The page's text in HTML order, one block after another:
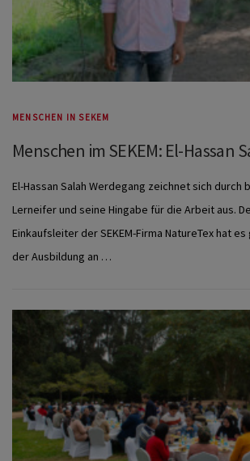
MENSCHEN IN SEKEM
Menschen im SEKEM: El-Hassan
El-Hassan Salah Werdegang zeichnet sich durch
Lerneifer und seine Hingabe für die Arbeit aus.
Einkaufsleiter der SEKEM-Firma NatureTex hat
der Ausbildung an …